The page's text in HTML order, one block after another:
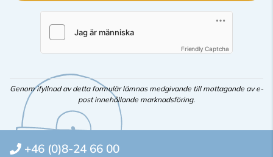
Friendly Captcha
Genom ifyllnad av detta formulär lämnas medgivande till mottagande av e-
post innehållande marknadsföring.
+46 (0)8-24 66 00